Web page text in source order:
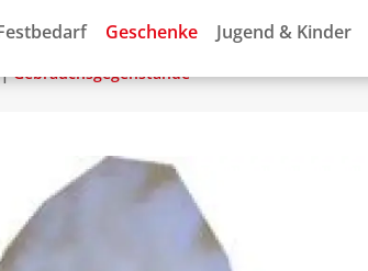
Geschenke Jugend & Kinder
|Gebrauchsgegenstände